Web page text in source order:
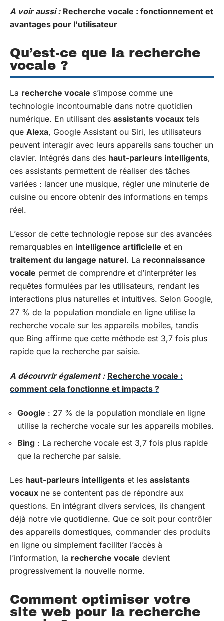
A voir aussi : Recherche vocale : fonctionnement et
avantages pour l'utilisateur
Qu’est-ce que la recherche
vocale ?
La recherche vocale s’impose comme une
technologie incontournable dans notre quotidien
numérique. En utilisant des assistants vocaux tels
que Alexa, Google Assistant ou Siri, les utilisateurs
peuvent interagir avec leurs appareils sans toucher un
clavier. Intégrés dans des haut-parleurs intelligents,
ces assistants permettent de réaliser des tâches
variées : lancer une musique, régler une minuterie de
cuisine ou encore obtenir des informations en temps
réel.
L’essor de cette technologie repose sur des avancées
remarquables en intelligence artificielle et en
traitement du langage naturel. La reconnaissance
vocale permet de comprendre et d’interpréter les
requêtes formulées par les utilisateurs, rendant les
interactions plus naturelles et intuitives. Selon Google,
27 % de la population mondiale en ligne utilise la
recherche vocale sur les appareils mobiles, tandis
que Bing affirme que cette méthode est 3,7 fois plus
rapide que la recherche par saisie.
A découvrir également : Recherche vocale :
comment cela fonctionne et impacts ?
Google : 27 % de la population mondiale en ligne
utilise la recherche vocale sur les appareils mobiles.
Bing : La recherche vocale est 3,7 fois plus rapide
que la recherche par saisie.
Les haut-parleurs intelligents et les assistants
vocaux ne se contentent pas de répondre aux
questions. En intégrant divers services, ils changent
déjà notre vie quotidienne. Que ce soit pour contrôler
des appareils domestiques, commander des produits
en ligne ou simplement faciliter l’accès à
l’information, la recherche vocale devient
progressivement la nouvelle norme.
Comment optimiser votre
site web pour la recherche